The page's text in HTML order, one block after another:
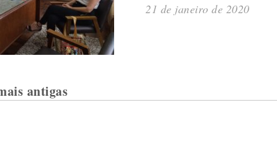
21 de janeiro de 2020
antigas